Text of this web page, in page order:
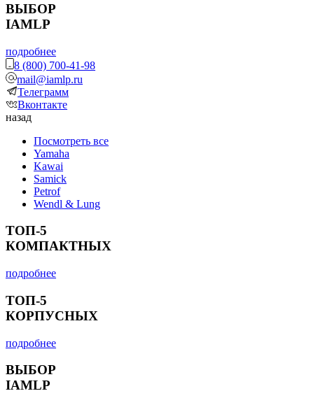
ВЫБОР
IAMLP
подробнее
8 (800) 700-41-98
mail@iamlp.ru
Телеграмм
Вконтакте
назад
Посмотреть все
Yamaha
Kawai
Samick
Petrof
Wendl & Lung
ТОП-5
КОМПАКТНЫХ
подробнее
ТОП-5
КОРПУСНЫХ
подробнее
ВЫБОР
IAMLP